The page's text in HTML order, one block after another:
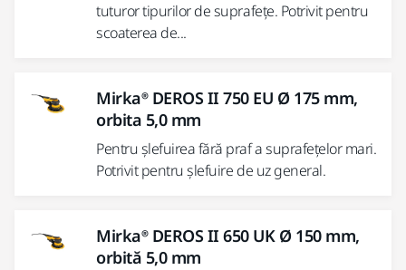
tuturor tipurilor de suprafețe. Potrivit pentru
scoaterea de...
Mirka® DEROS II 750 EU Ø 175 mm,
orbita 5,0 mm
Pentru șlefuirea fără praf a suprafețelor mari.
Potrivit pentru șlefuire de uz general.
Mirka® DEROS II 650 UK Ø 150 mm,
orbită 5,0 mm